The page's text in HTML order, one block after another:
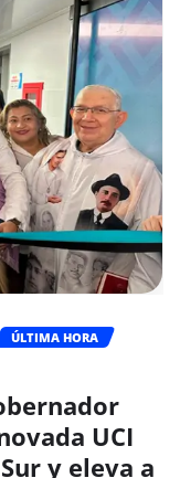
ÚLTIMA HORA
UCI
y eleva a